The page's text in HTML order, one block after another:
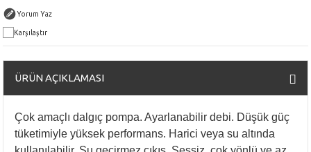
Yorum Yaz
Karşılaştır
ÜRÜN AÇIKLAMASI
Çok amaçlı dalgıç pompa. Ayarlanabilir debi. Düşük güç
tüketimiyle yüksek performans. Harici veya su altında